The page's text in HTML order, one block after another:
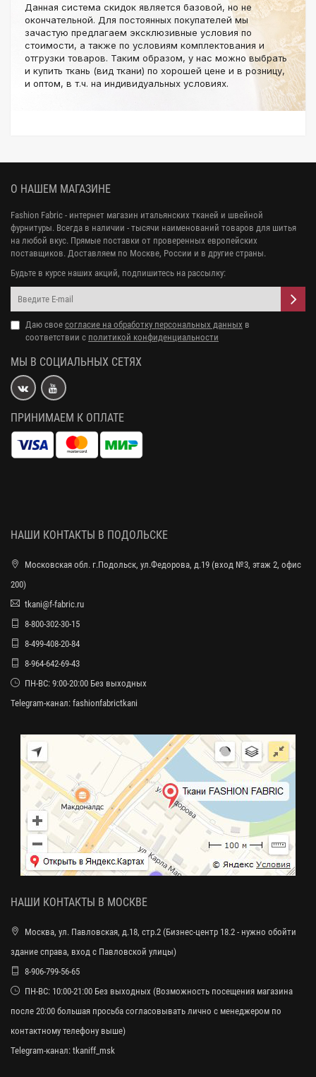
Данная система скидок является базовой, но не
окончательной. Для постоянных покупателей мы
зачастую предлагаем эксклюзивные условия по
стоимости, а также по условиям комплектования и
отгрузки товаров. Таким образом, у нас можно выбрать
и купить ткань (вид ткани) по хорошей цене и в розницу,
и оптом, в т.ч. на индивидуальных условиях.
О НАШЕМ МАГАЗИНЕ
Fashion Fabric - интернет магазин итальянских тканей и швейной
фурнитуры. Всегда в наличии - тысячи наименований товаров для шитья
на любой вкус. Прямые поставки от проверенных европейских
поставщиков. Доставляем по Москве, России и в другие страны.
Будьте в курсе наших акций, подпишитесь на рассылку:
Даю свое согласие на обработку персональных данных в
соответствии с политикой конфиденциальности
МЫ В СОЦИАЛЬНЫХ СЕТЯХ
ПРИНИМАЕМ К ОПЛАТЕ
НАШИ КОНТАКТЫ В ПОДОЛЬСКЕ
Московская обл. г.Подольск, ул.Федорова, д.19 (вход №3, этаж 2, офис
200)
tkani@f-fabric.ru
8-800-302-30-15
8-499-408-20-84
8-964-642-69-43
ПН-ВС: 9:00-20:00 Без выходных
Telegram-канал: fashionfabrictkani
НАШИ КОНТАКТЫ В МОСКВЕ
Москва, ул. Павловская, д.18, стр.2 (Бизнес-центр 18.2 - нужно обойти
здание справа, вход с Павловской улицы)
8-906-799-56-65
ПН-ВС: 10:00-21:00 Без выходных (Возможность посещения магазина
после 20:00 большая просьба согласовывать лично с менеджером по
контактному телефону выше)
Telegram-канал: tkaniff_msk